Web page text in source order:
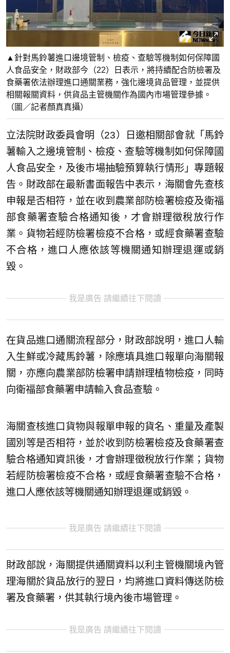
▲針對馬鈴薯進口邊境管制、檢疫、查驗等機制如何保障國
人食品安全，財政部今（22）日表示，將持續配合防檢署及
食藥署依法辦理進口通關業務，強化邊境貨品管理，並提供
相關報關資料，供貨品主管機關作為國內市場管理參據。
（圖／記者顏真真攝）
立法院財政委員會明（23）日邀相關部會就「馬鈴
薯輸入之邊境管制、檢疫、查驗等機制如何保障國
人食品安全，及後市場抽驗預算執行情形」專題報
告。財政部在最新書面報告中表示，海關會先查核
申報是否相符，並在收到農業部防檢署檢疫及衛福
部食藥署查驗合格通知後，才會辦理徵稅放行作
業。貨物若經防檢署檢疫不合格，或經食藥署查驗
不合格，進口人應依該等機關通知辦理退運或銷
毀。
我是廣告 請繼續往下閱讀
在貨品進口通關流程部分，財政部說明，進口人輸
入生鮮或冷藏馬鈴薯，除應填具進口報單向海關報
關，亦應向農業部防檢署申請辦理植物檢疫，同時
向衛福部食藥署申請輸入食品查驗。
海關查核進口貨物與報單申報的貨名、重量及產製
國別等是否相符，並於收到防檢署檢疫及食藥署查
驗合格通知資訊後，才會辦理徵稅放行作業；貨物
若經防檢署檢疫不合格，或經食藥署查驗不合格，
進口人應依該等機關通知辦理退運或銷毀。
我是廣告 請繼續往下閱讀
財政部說，海關提供通關資料以利主管機關境內管
理海關於貨品放行的翌日，均將進口資料傳送防檢
署及食藥署，供其執行境內後市場管理。
我是廣告 請繼續往下閱讀